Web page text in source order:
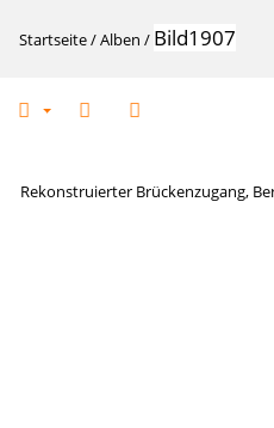
Startseite/Alben / Bild1907
Rekonstruierter Brückenzugang,